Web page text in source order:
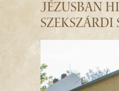
JÉZUSBAN